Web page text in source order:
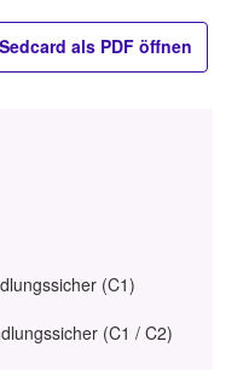
Sedcard als PDF öffnen
(C1)
(C1 / C2)